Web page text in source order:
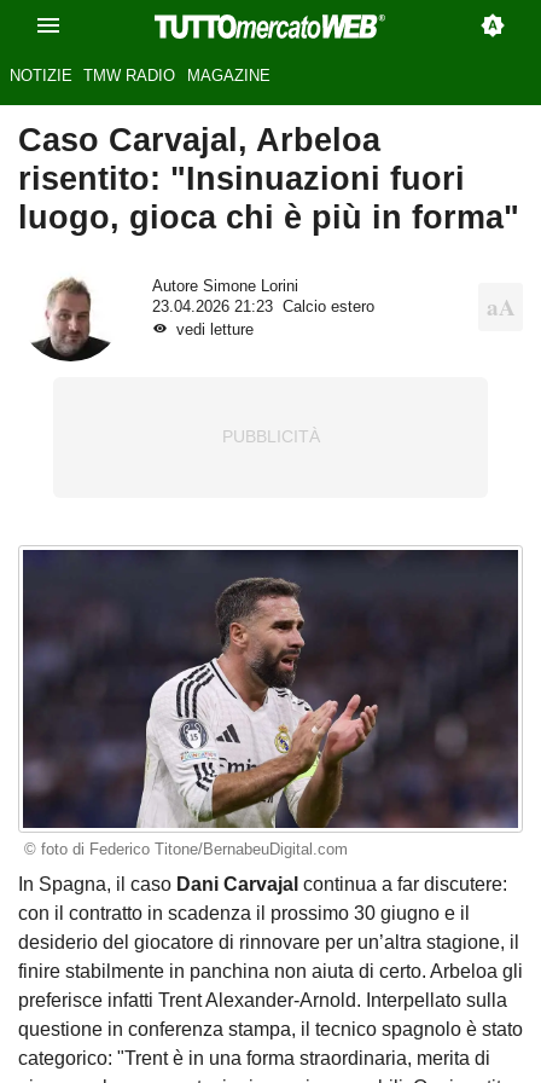
NOTIZIE TMW RADIO MAGAZINE
Caso Carvajal, Arbeloa
risentito: "Insinuazioni fuori
luogo, gioca chi è più in forma"
Autore Simone Lorini
23.04.2026 21:23
Calcio estero
vedi letture
© foto di Federico Titone/BernabeuDigital.com
In Spagna, il caso Dani Carvajal continua a far discutere:
con il contratto in scadenza il prossimo 30 giugno e il
desiderio del giocatore di rinnovare per un’altra stagione, il
finire stabilmente in panchina non aiuta di certo. Arbeloa gli
preferisce infatti Trent Alexander-Arnold. Interpellato sulla
questione in conferenza stampa, il tecnico spagnolo è stato
categorico: "Trent è in una forma straordinaria, merita di